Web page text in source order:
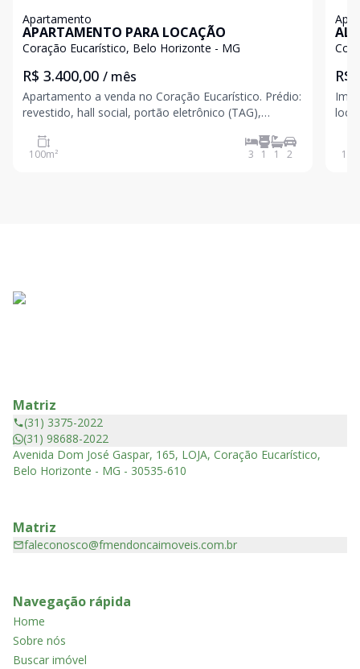
Apartamento
APARTAMENTO PARA LOCAÇÃO
Coração Eucarístico, Belo Horizonte - MG
R$ 3.400,00 / mês
Apartamento a venda no Coração Eucarístico. Prédio:
revestido, hall social, portão eletrônico (TAG),
Apartamento: 02 salas, estar e jantar, 03 quartos
com armários, sendo um com suíte. Banhos suíte e
100m² 3 1 1 2
R$
100
Matriz
(31) 3375-2022
(31) 98688-2022
Avenida Dom José Gaspar, 165, LOJA, Coração Eucarístico,
Belo Horizonte - MG - 30535-610
Matriz
faleconosco@fmendoncaimoveis.com.br
Navegação rápida
Home
Sobre nós
Buscar imóvel